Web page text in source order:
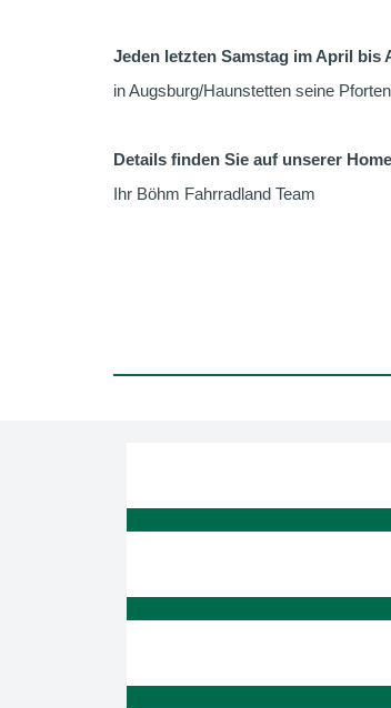
Jeden letzten Samstag im April bis
in Augsburg/Haunstetten seine
Details finden Sie auf unserer
Ihr Böhm Fahrradland Team